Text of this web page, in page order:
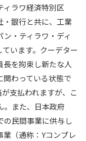
ィラワ経済特別区
・銀行と共に、工業
・ティラワ・ディ
います。クーデター
を拘束し新たな人
わっている状態で
支払われますが、こ
。また、日本政府
の民間事業に供与し
（通称：Yコンプレ